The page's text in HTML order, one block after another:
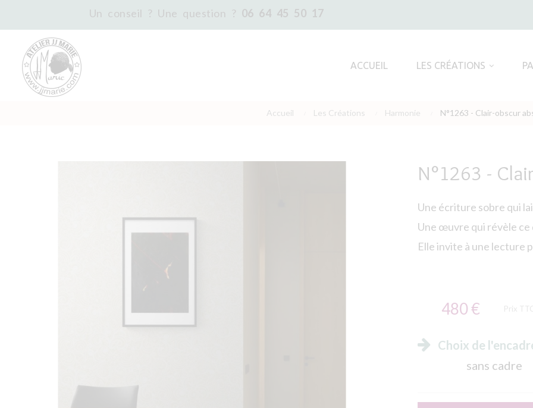
Un conseil ? Une question ? 06 64 45 50 17
ACCUEIL LES CRÉATIONS
Accueil Les Créations Harmonie N°1263 - Clair-obscur
N°1263 -
Une écriture sobre qui
Une œuvre qui révèle ce
Elle invite à une lecture
480 € Prix TTC
Choix de
sans cadre